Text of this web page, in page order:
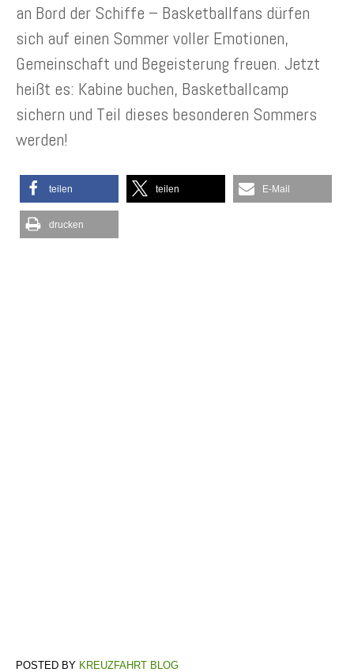
an Bord der Schiffe – Basketballfans dürfen
sich auf einen Sommer voller Emotionen,
Gemeinschaft und Begeisterung freuen. Jetzt
heißt es: Kabine buchen, Basketballcamp
sichern und Teil dieses besonderen Sommers
werden!
teilen teilen E-Mail
drucken
KREUZFAHRT BLOG